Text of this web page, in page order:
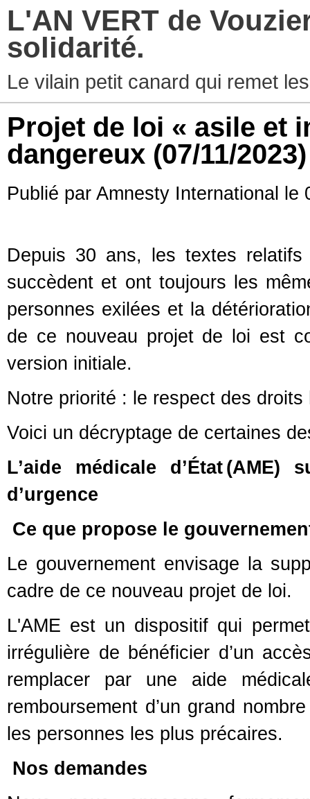
L'AN VERT de
solidarité.
Le vilain petit canard qui remet
Projet de loi « asile et
dangereux (07/11/2023)
Publié par Amnesty International
Depuis 30 ans, les textes
succèdent et ont toujours les
personnes exilées et la
de ce nouveau projet de loi est
version initiale.
Notre priorité : le respect des
Voici un décryptage de certaines
L’aide médicale d’État
d’urgence
Ce que propose le
Le gouvernement envisage la
cadre de ce nouveau projet de loi.
L'AME est un dispositif qui
irrégulière de bénéficier d’un
remplacer par une aide
remboursement d’un grand
les personnes les plus précaires.
Nos demandes